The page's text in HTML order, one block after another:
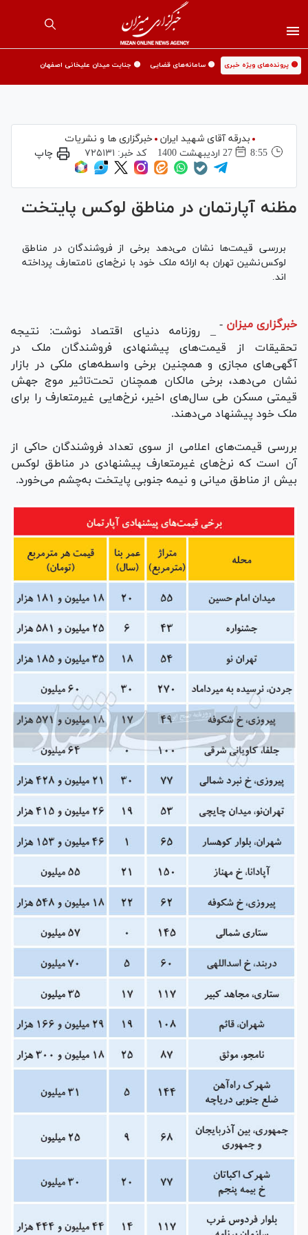
🟡 پرونده‌های ویژه خبری 🟡 سامانه‌های قضایی 🟡 جنایت میدان علیخانی اصفهان
بدرقه آقای شهید ایران
خبرگزاری ها و نشریات
8:55
27 ارديبهشت 1400 کد خبر: ۷۲۵۱۳۱ چاپ
مظنه آپارتمان در مناطق لوکس پایتخت
بررسی قیمت‌ها نشان می‌دهد برخی از فروشندگان در مناطق
لوکس‌نشین تهران به ارائه ملک خود با نرخ‌های نامتعارف پرداخته
اند.
خبرگزاری میزان - _ روزنامه دنیای اقتصاد نوشت: نتیجه
تحقیقات از قیمت‌های پیشنهادی فروشندگان ملک در
آگهی‌های مجازی و همچنین برخی واسطه‌های ملکی در بازار
نشان می‌دهد، برخی مالکان همچنان تحت‌تاثیر موج جهش
قیمتی مسکن طی سال‌های اخیر، نرخ‌هایی غیرمتعارف را برای
ملک خود پیشنهاد می‌دهند.
بررسی قیمت‌های اعلامی از سوی تعداد فروشندگان حاکی از
آن است که نرخ‌های غیرمتعارف پیشنهادی در مناطق لوکس
بیش از مناطق میانی و نیمه جنوبی پایتخت به‌چشم می‌خورد.